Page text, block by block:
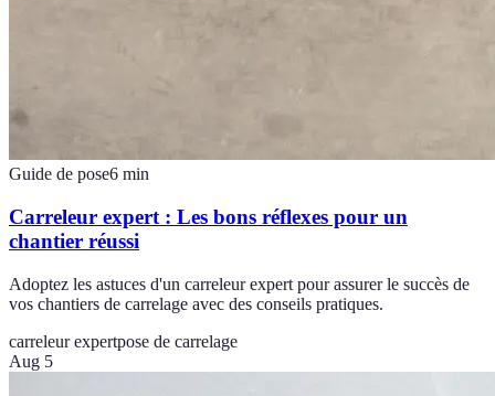
Guide de pose6 min
Carreleur expert : Les bons réflexes pour un
chantier réussi
Adoptez les astuces d'un carreleur expert pour assurer le succès de
vos chantiers de carrelage avec des conseils pratiques.
carreleur expertpose de carrelage
Aug 5